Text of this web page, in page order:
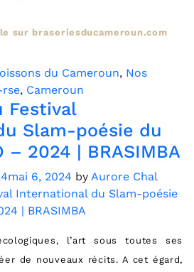
sur braseriesducameroun.com
du Cameroun, Nos
, Cameroun
Festival
Slam-poésie du
– 2024 | BRASIMBA
mai 6, 2024 by Aurore Chal
l’art sous toutes ses
de nouveaux récits. A cet égard,